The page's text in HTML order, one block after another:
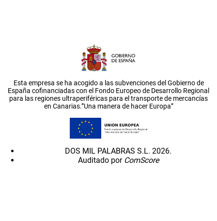
Esta empresa se ha acogido a las subvenciones del Gobierno de
España cofinanciadas con el Fondo Europeo de Desarrollo Regional
para las regiones ultraperiféricas para el transporte de mercancías
en Canarias.”Una manera de hacer Europa”
DOS MIL PALABRAS S.L. 2026.
Auditado por ComScore